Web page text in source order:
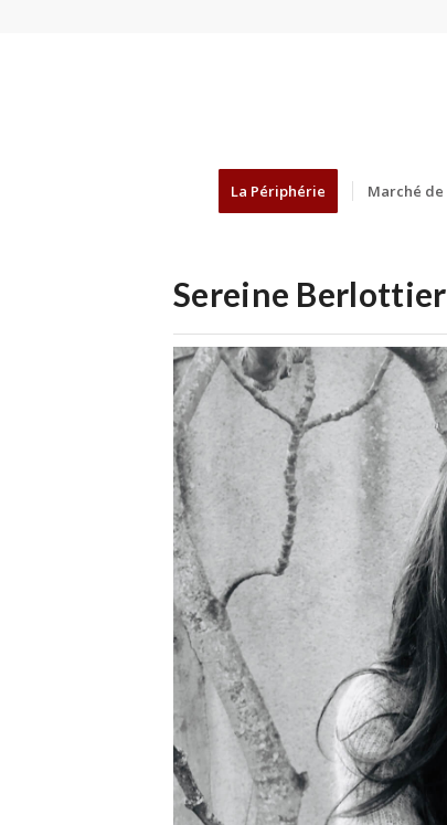
La Périphérie Marché de
Sereine Berlottier